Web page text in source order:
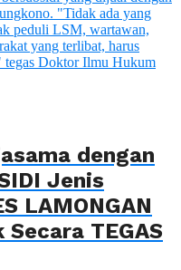
dengan
Jenis
LAMONGAN
TEGAS